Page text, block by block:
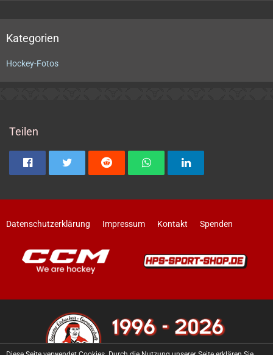
Kategorien
Hockey-Fotos
Teilen
Datenschutzerklärung Impressum Kontakt Spenden